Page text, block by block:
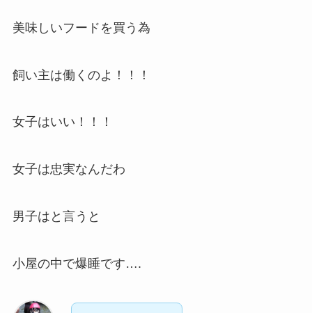
美味しいフードを買う為
飼い主は働くのよ！！！
女子はいい！！！
女子は忠実なんだわ
男子はと言うと
小屋の中で爆睡です….